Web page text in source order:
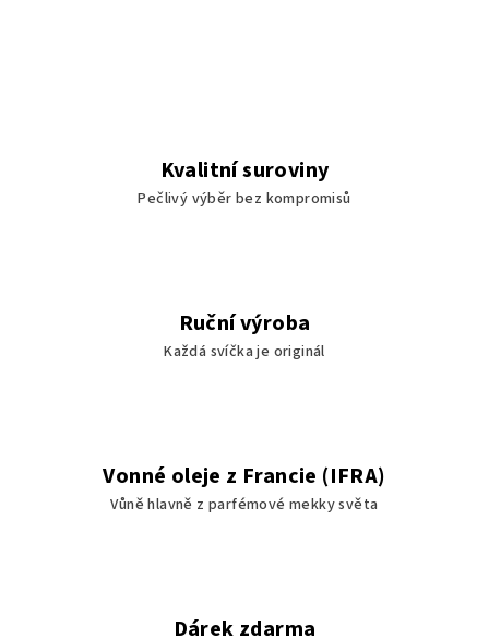
k
y
s
u
Kvalitní suroviny
Pečlivý výběr bez kompromisů
Ruční výroba
Každá svíčka je originál
Vonné oleje z Francie (IFRA)
Vůně hlavně z parfémové mekky světa
Dárek zdarma